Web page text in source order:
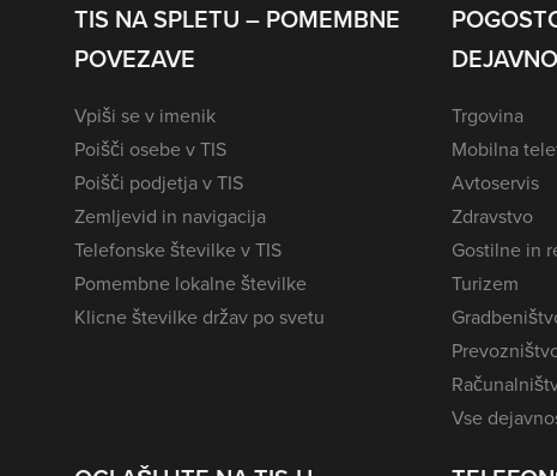
TIS NA SPLETU – POMEMBNE
POVEZAVE
Vpiši se v imenik
Poišči osebe v TIS
Poišči podjetja v TIS
Zemljevid in navigacija
Telefonske številke v TIS
Pomembne lokalne številke
Klicne številke držav po svetu
Trgovina
Mobilna
Avtoservis
Zdravstvo
Gostilne in
Turizem
Vse